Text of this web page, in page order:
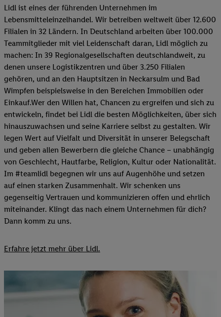
Lidl ist eines der führenden Unternehmen im
Lebensmitteleinzelhandel. Wir betreiben weltweit über 12.600
Filialen in 32 Ländern. In Deutschland arbeiten über 100.000
Teammitglieder mit viel Leidenschaft daran, Lidl möglich zu
machen: In 39 Regionalgesellschaften deutschlandweit, zu
denen unsere Logistikzentren und über 3.250 Filialen
gehören, und an den Hauptsitzen in Neckarsulm und Bad
Wimpfen beispielsweise in den Bereichen Immobilien oder
Einkauf.Wer den Willen hat, Chancen zu ergreifen und sich zu
entwickeln, findet bei Lidl die besten Möglichkeiten, über sich
hinauszuwachsen und seine Karriere selbst zu gestalten. Wir
legen Wert auf Vielfalt und Diversität in unserer Belegschaft
und geben allen Bewerbern die gleiche Chance – unabhängig
von Geschlecht, Hautfarbe, Religion, Kultur oder Nationalität.
Im #teamlidl begegnen wir uns auf Augenhöhe und setzen
auf einen starken Zusammenhalt. Wir schenken uns
gegenseitig Vertrauen und kommunizieren offen und ehrlich
miteinander. Klingt das nach einem Unternehmen für dich?
Dann komm zu uns.​
Erfahre jetzt mehr über Lidl.